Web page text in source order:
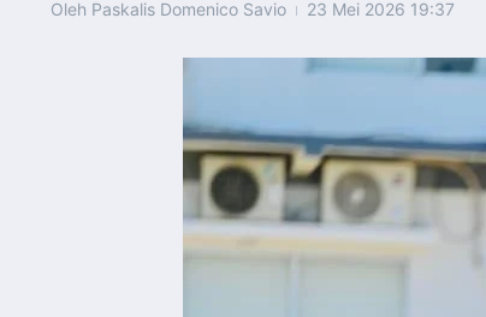
Oleh Paskalis Domenico Savio 23 Mei 2026 19:37